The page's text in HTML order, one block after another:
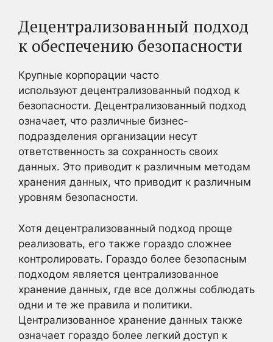
Децентрализованный подход
к обеспечению безопасности
Крупные корпорации часто
используют децентрализованный подход к
безопасности. Децентрализованный подход
означает, что различные бизнес-
подразделения организации несут
ответственность за сохранность своих
данных. Это приводит к различным методам
хранения данных, что приводит к различным
уровням безопасности.
Хотя децентрализованный подход проще
реализовать, его также гораздо сложнее
контролировать. Гораздо более безопасным
подходом является централизованное
хранение данных, где все должны соблюдать
одни и те же правила и политики.
Централизованное хранение данных также
означает гораздо более легкий доступ к